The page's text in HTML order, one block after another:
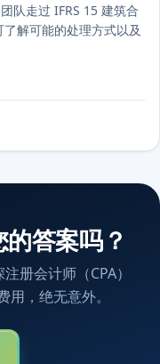
队走过 IFRS 15 建筑合
解可能的处理方式以及
答案吗？
册会计师（CPA）
，绝无意外。